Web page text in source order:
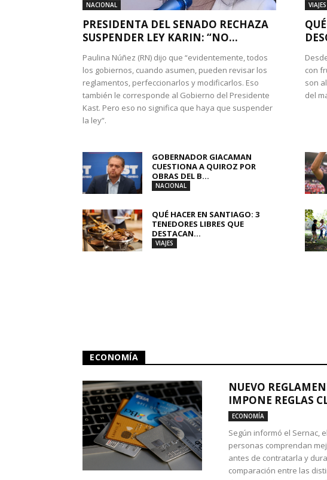
NACIONAL
PRESIDENTA DEL SENADO RECHAZA
SUSPENDER LEY KARIN: “NO...
Paulina Núñez (RN) dijo que “evidentemente, todos
los gobiernos, cuando asumen, pueden revisar los
reglamentos, perfeccionarlos y modificarlos. Eso
también le corresponde al Gobierno del Presidente
Kast. Pero eso no significa que haya que suspender
la ley”.
VIAJES
con
son
del
GOBERNADOR GIACAMAN
CUESTIONA A QUIROZ POR
OBRAS DEL B...
NACIONAL
QUÉ HACER EN SANTIAGO: 3
TENEDORES LIBRES QUE
DESTACAN...
VIAJES
ECONOMÍA
NUEVO
IMPONE REGLAS
ECONOMÍA
Según informó el Sernac,
personas comprendan
antes de contratarla y
comparación entre las